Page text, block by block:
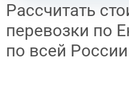
Рассчитать
перевозки по
по всей России